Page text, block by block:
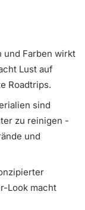
und Farben wirkt
Lust auf
Roadtrips.
sind
zu reinigen -
und
Look macht